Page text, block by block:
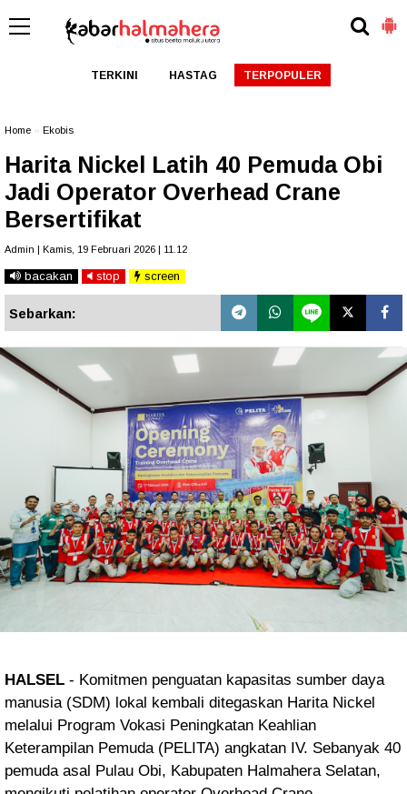
TERKINI HASTAG TERPOPULER
Home Ekobis
Harita Nickel Latih 40 Pemuda Obi
Jadi Operator Overhead Crane
Bersertifikat
Admin | Kamis, 19 Februari 2026 | 11.12
bacakan stop screen
Sebarkan:
HALSEL - Komitmen penguatan kapasitas sumber daya
manusia (SDM) lokal kembali ditegaskan Harita Nickel
melalui Program Vokasi Peningkatan Keahlian
Keterampilan Pemuda (PELITA) angkatan IV. Sebanyak 40
pemuda asal Pulau Obi, Kabupaten Halmahera Selatan,